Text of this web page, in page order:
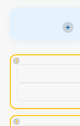
+
!
!